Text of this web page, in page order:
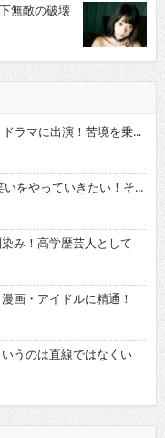
無敵の破壊
ラマに出演！苦境を乗...
をやっていきたい！そ...
み！高学歴芸人として
画・アイドルに精通！
うのは直線ではなくい